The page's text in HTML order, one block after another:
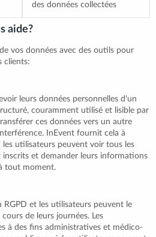
des données collectées
aide?
vos données avec des outils pour
clients:
leurs données personnelles d'un
couramment utilisé et lisible par
ces données vers un autre
InEvent fournit cela à
utilisateurs peuvent voir tous les
inscrits et demander leurs informations
tout moment.
et les utilisateurs peuvent le
de leurs journées. Les
à des fins administratives et médico-